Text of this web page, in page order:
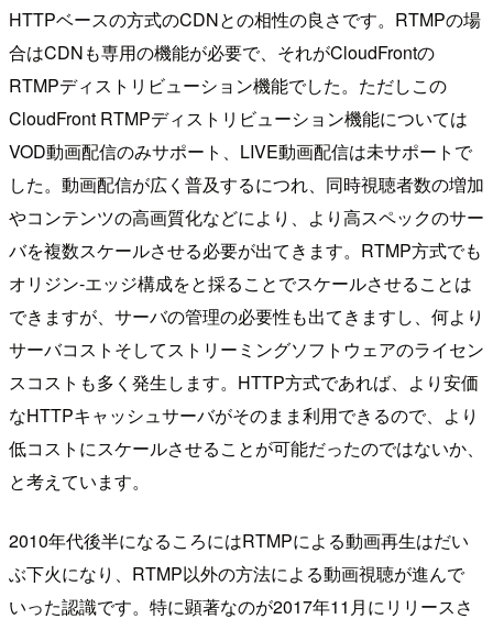
HTTPベースの方式のCDNとの相性の良さです。RTMPの場
合はCDNも専用の機能が必要で、それがCloudFrontの
RTMPディストリビューション機能でした。ただしこの
CloudFront RTMPディストリビューション機能については
VOD動画配信のみサポート、LIVE動画配信は未サポートで
した。動画配信が広く普及するにつれ、同時視聴者数の増加
やコンテンツの高画質化などにより、より高スペックのサー
バを複数スケールさせる必要が出てきます。RTMP方式でも
オリジン-エッジ構成をと採ることでスケールさせることは
できますが、サーバの管理の必要性も出てきますし、何より
サーバコストそしてストリーミングソフトウェアのライセン
スコストも多く発生します。HTTP方式であれば、より安価
なHTTPキャッシュサーバがそのまま利用できるので、より
低コストにスケールさせることが可能だったのではないか、
と考えています。
2010年代後半になるころにはRTMPによる動画再生はだい
ぶ下火になり、RTMP以外の方法による動画視聴が進んで
いった認識です。特に顕著なのが2017年11月にリリースさ